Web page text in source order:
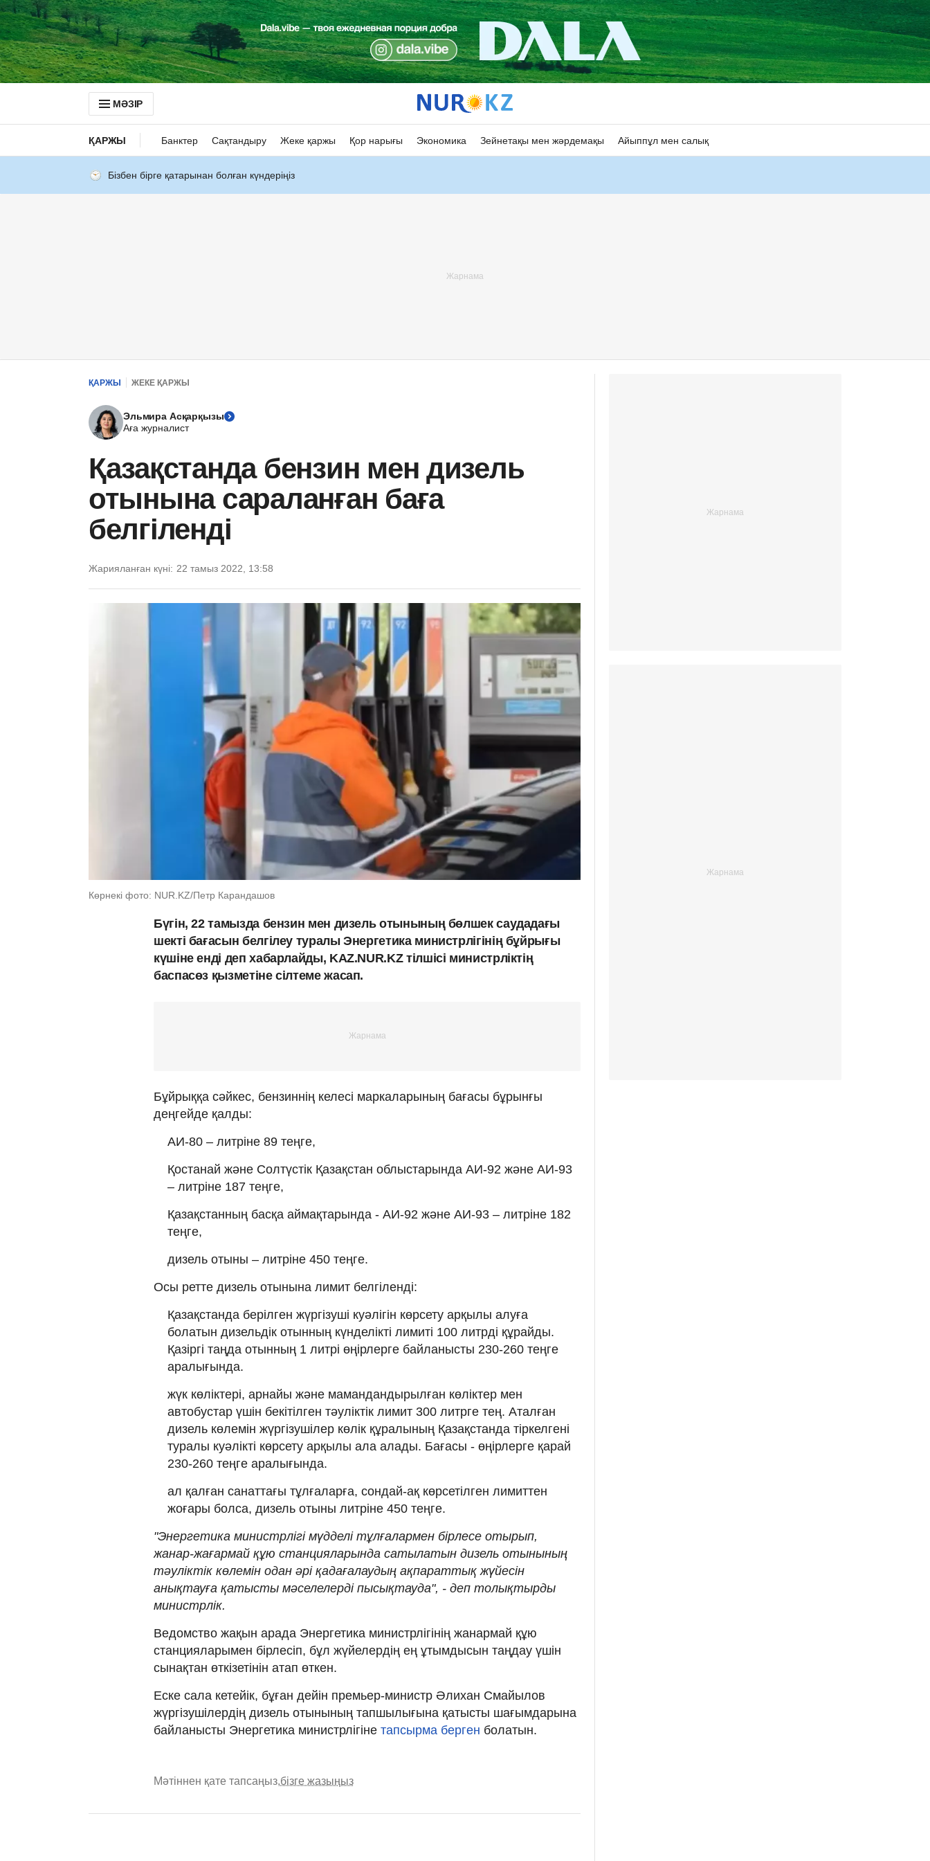
МӘЗІР
ҚАРЖЫ Банктер Сақтандыру Жеке қаржы Қор нарығы Экономика Зейнетақы мен жәрдемақы Айыппұл мен салық
Бізбен бірге қатарынан болған күндеріңіз
ҚАРЖЫ ЖЕКЕ ҚАРЖЫ
Эльмира Асқарқызы
Аға журналист
Қазақстанда бензин мен дизель
отынына сараланған баға
белгіленді
Жарияланған күні: 22 тамыз 2022, 13:58
Көрнекі фото: NUR.KZ/Петр Карандашов
Бүгін, 22 тамызда бензин мен дизель отынының бөлшек саудадағы
шекті бағасын белгілеу туралы Энергетика министрлігінің бұйрығы
күшіне енді деп хабарлайды, KAZ.NUR.KZ тілшісі министрліктің
баспасөз қызметіне сілтеме жасап.
Бұйрыққа сәйкес, бензиннің келесі маркаларының бағасы бұрынғы
деңгейде қалды:
АИ-80 – литріне 89 теңге,
Қостанай және Солтүстік Қазақстан облыстарында АИ-92 және АИ-93
– литріне 187 теңге,
Қазақстанның басқа аймақтарында - АИ-92 және АИ-93 – литріне 182
теңге,
дизель отыны – литріне 450 теңге.
Осы ретте дизель отынына лимит белгіленді:
Қазақстанда берілген жүргізуші куәлігін көрсету арқылы алуға
болатын дизельдік отынның күнделікті лимиті 100 литрді құрайды.
Қазіргі таңда отынның 1 литрі өңірлерге байланысты 230-260 теңге
аралығында.
жүк көліктері, арнайы және мамандандырылған көліктер мен
автобустар үшін бекітілген тәуліктік лимит 300 литрге тең. Аталған
дизель көлемін жүргізушілер көлік құралының Қазақстанда тіркелгені
туралы куәлікті көрсету арқылы ала алады. Бағасы - өңірлерге қарай
230-260 теңге аралығында.
ал қалған санаттағы тұлғаларға, сондай-ақ көрсетілген лимиттен
жоғары болса, дизель отыны литріне 450 теңге.
"Энергетика министрлігі мүдделі тұлғалармен бірлесе отырып,
жанар-жағармай құю станцияларында сатылатын дизель отынының
тәуліктік көлемін одан әрі қадағалаудың ақпараттық жүйесін
анықтауға қатысты мәселелерді пысықтауда", - деп толықтырды
министрлік.
Ведомство жақын арада Энергетика министрлігінің жанармай құю
станцияларымен бірлесіп, бұл жүйелердің ең ұтымдысын таңдау үшін
сынақтан өткізетінін атап өткен.
Еске сала кетейік, бұған дейін премьер-министр Әлихан Смайылов
жүргізушілердің дизель отынының тапшылығына қатысты шағымдарына
байланысты Энергетика министрлігіне тапсырма берген болатын.
Мәтіннен қате тапсаңыз,бізге жазыңыз